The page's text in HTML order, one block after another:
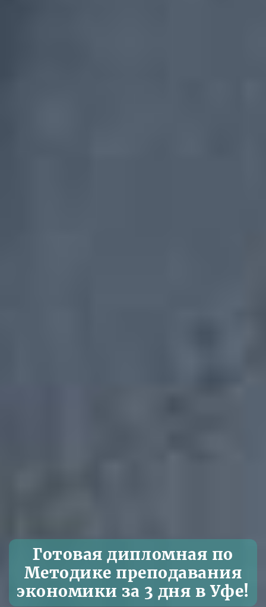
Готовая дипломная по
Методике преподавания
экономики за 3 дня в Уфе!